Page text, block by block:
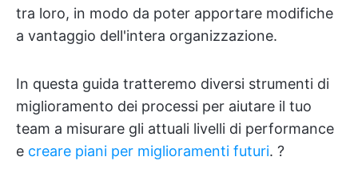
tra loro, in modo da poter apportare modifiche
a vantaggio dell'intera organizzazione.
In questa guida tratteremo diversi strumenti di
miglioramento dei processi per aiutare il tuo
team a misurare gli attuali livelli di performance
e creare piani per miglioramenti futuri. ?